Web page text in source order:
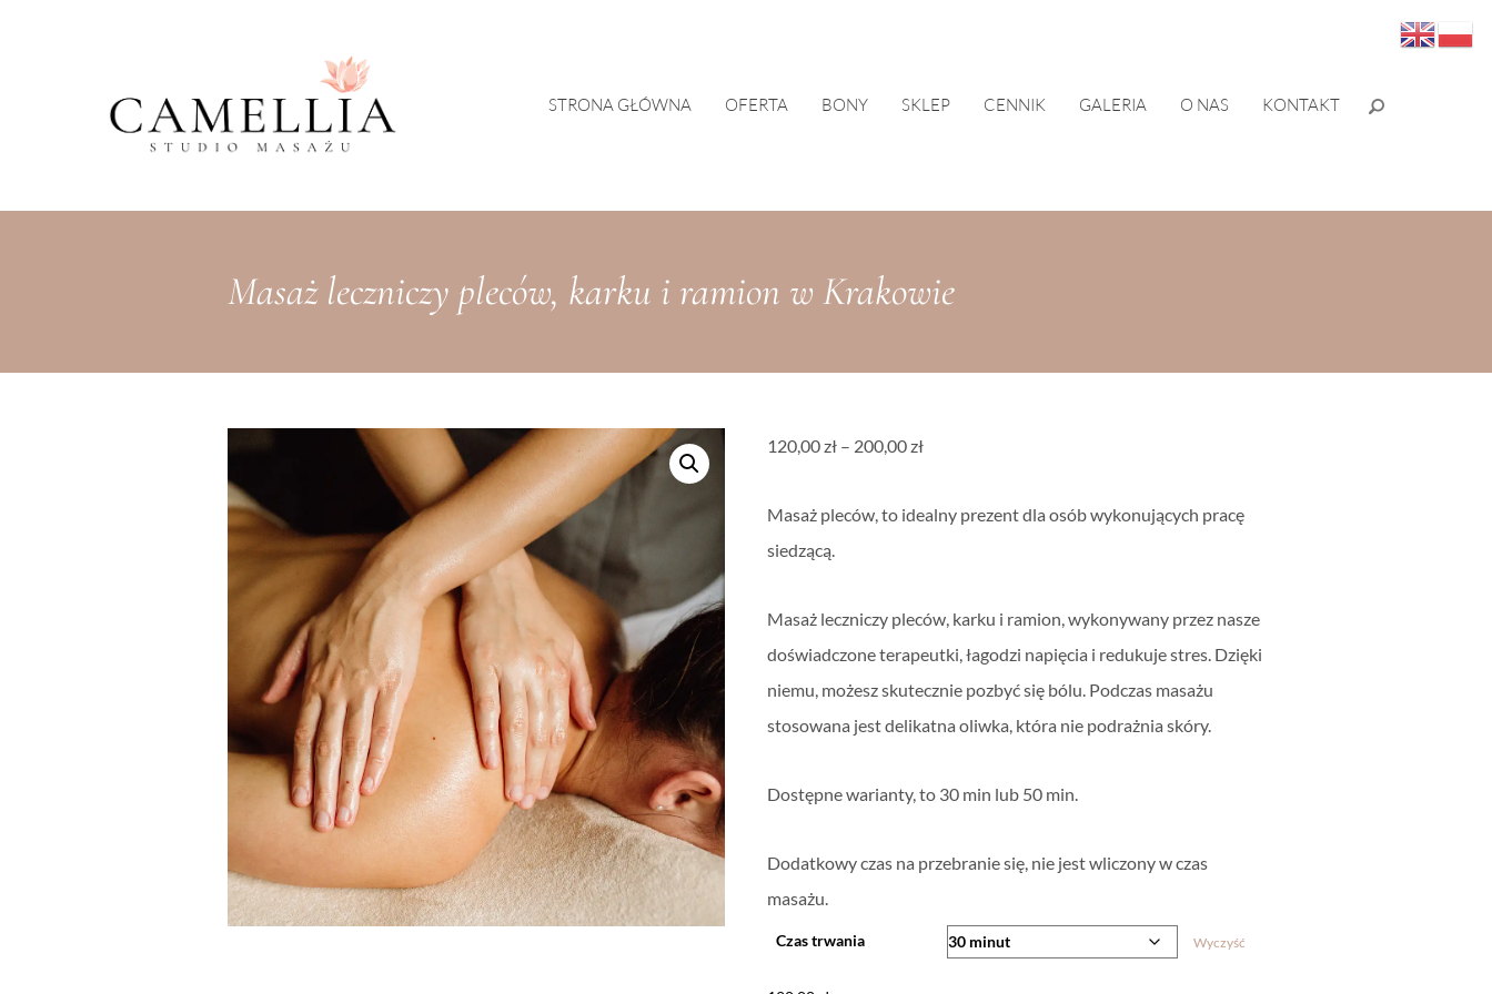
STRONA GŁÓWNA OFERTA BONY SKLEP CENNIK GALERIA O NAS KONTAKT
Masaż leczniczy pleców, karku i ramion w Krakowie
120,00zł – 200,00złZakres
od
200,00 zł
Masaż pleców, to idealny prezent dla osób wykonujących pracę
siedzącą.
Masaż leczniczy pleców, karku i ramion, wykonywany przez nasze
doświadczone terapeutki, łagodzi napięcia i redukuje stres. Dzięki
niemu, możesz skutecznie pozbyć się bólu. Podczas masażu
stosowana jest delikatna oliwka, która nie podrażnia skóry.
Dostępne warianty, to 30 min lub 50 min.
Dodatkowy czas na przebranie się, nie jest wliczony w czas
masażu.
Czas trwania Wyczyść